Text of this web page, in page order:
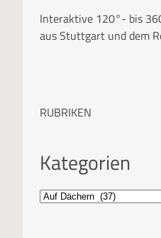
Interaktive 120°- bis
aus Stuttgart und dem
RUBRIKEN
Kategorien